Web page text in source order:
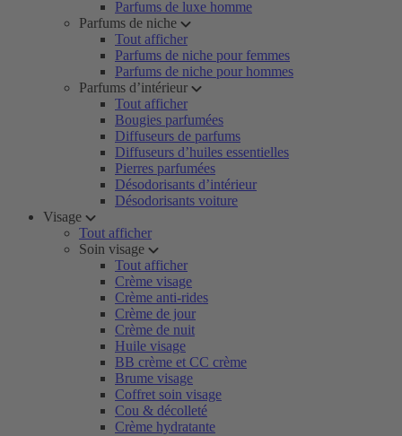
Parfums de luxe homme
Parfums de niche
Tout afficher
Parfums de niche pour femmes
Parfums de niche pour hommes
Parfums d’intérieur
Tout afficher
Bougies parfumées
Diffuseurs de parfums
Diffuseurs d’huiles essentielles
Pierres parfumées
Désodorisants d’intérieur
Désodorisants voiture
Visage
Tout afficher
Soin visage
Tout afficher
Crème visage
Crème anti-rides
Crème de jour
Crème de nuit
Huile visage
BB crème et CC crème
Brume visage
Coffret soin visage
Cou & décolleté
Crème hydratante